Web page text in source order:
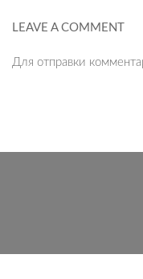
LEAVE A COMMENT
Для отправки